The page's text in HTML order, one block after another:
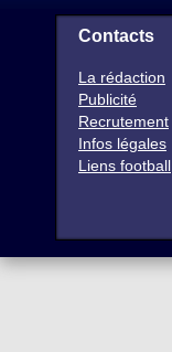
Contacts
La rédaction
Publicité
Recrutement
Infos légales
Liens football